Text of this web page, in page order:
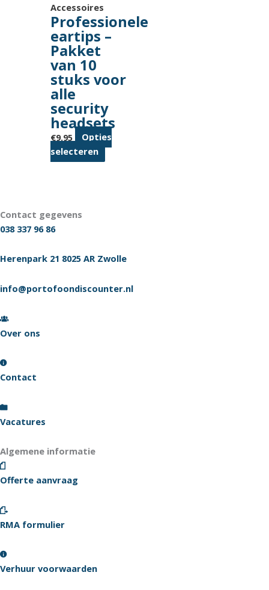
Accessoires
Professionele
eartips –
Pakket
van 10
stuks voor
alle
security
headsets
€9.95
Opties
selecteren Dit
product
op
Contact gegevens
038 337 96 86
Herenpark 21 8025 AR Zwolle
info@portofoondiscounter.nl
Over ons
Contact
Vacatures
Algemene informatie
Offerte aanvraag
RMA formulier
Verhuur voorwaarden